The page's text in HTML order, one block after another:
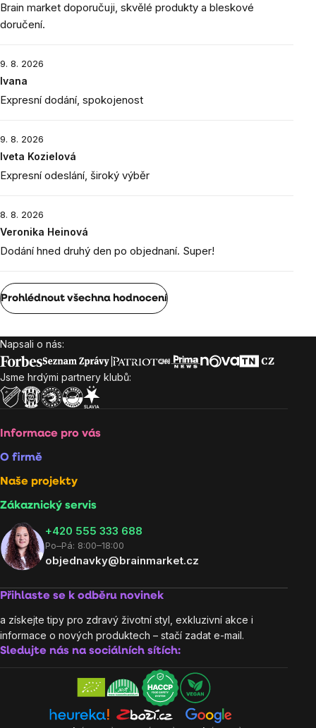
Brain market doporučuji, skvělé produkty a bleskové
doručení.
9. 8. 2026
Ivana
Expresní dodání, spokojenost
9. 8. 2026
Iveta Kozielová
Expresní odeslání, široký výběr
8. 8. 2026
Veronika Heinová
Dodání hned druhý den po objednaní. Super!
Prohlédnout všechna hodnocení
Zápatí
Napsali o nás:
Jsme hrdými partnery klubů:
Informace pro vás
O firmě
Naše projekty
Zákaznický servis
‭+420 555 333 688
Po–Pá: 8:00–18:00
objednavky@brainmarket.cz
Přihlaste se k odběru novinek
a získejte tipy pro zdravý životní styl, exkluzivní akce i
informace o nových produktech – stačí zadat e-mail.
Sledujte nás na sociálních sítích: